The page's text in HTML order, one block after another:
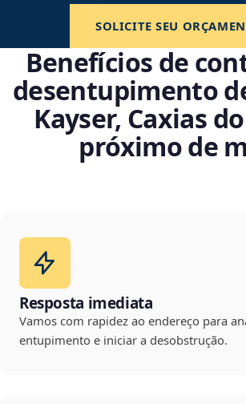
SOLICITE SEU
Benefícios de
desentupimento
Kayser, Caxias do
próximo de
Resposta imediata
Vamos com rapidez ao endereço para
entupimento e iniciar a desobstrução.